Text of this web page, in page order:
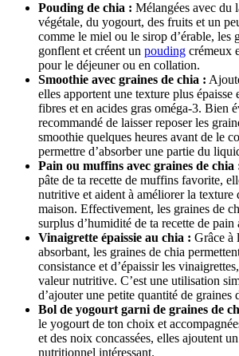
Pouding de chia : Mélangées avec du
végétale, du yogourt, des fruits et un
comme le miel ou le sirop d’érable, les
gonflent et créent un pouding crémeux
pour le déjeuner ou en collation.
Smoothie avec graines de chia :
elles apportent une texture plus épaisse
fibres et en acides gras oméga-3. Bien
recommandé de laisser reposer les
smoothie quelques heures avant de le
permettre d’absorber une partie du
Pain ou muffins avec graines de chia
pâte de ta recette de muffins favorite,
nutritive et aident à améliorer la texture
maison. Effectivement, les graines de
surplus d’humidité de ta recette de pain
Vinaigrette épaissie au chia : Grâce à
absorbant, les graines de chia
consistance et d’épaissir les
valeur nutritive. C’est une utilisation
d’ajouter une petite quantité de graines
Bol de yogourt garni de graines de
le yogourt de ton choix et
et des noix concassées, elles ajoutent
nutritionnel intéressant.